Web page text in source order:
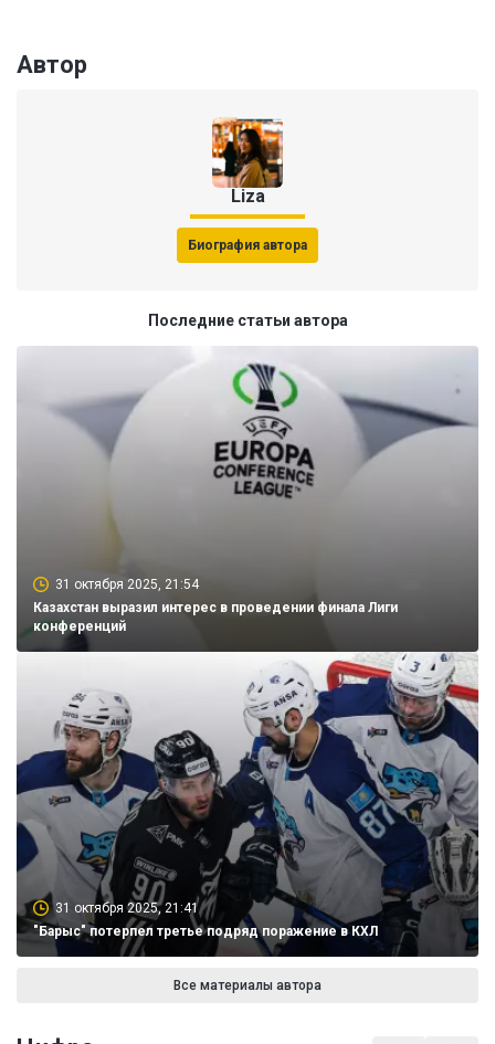
Автор
Liza
Биография автора
Последние статьи автора
31 октября 2025, 21:54
Казахстан выразил интерес в проведении финала Лиги
конференций
31 октября 2025, 21:41
"Барыс" потерпел третье подряд поражение в КХЛ
Все материалы автора